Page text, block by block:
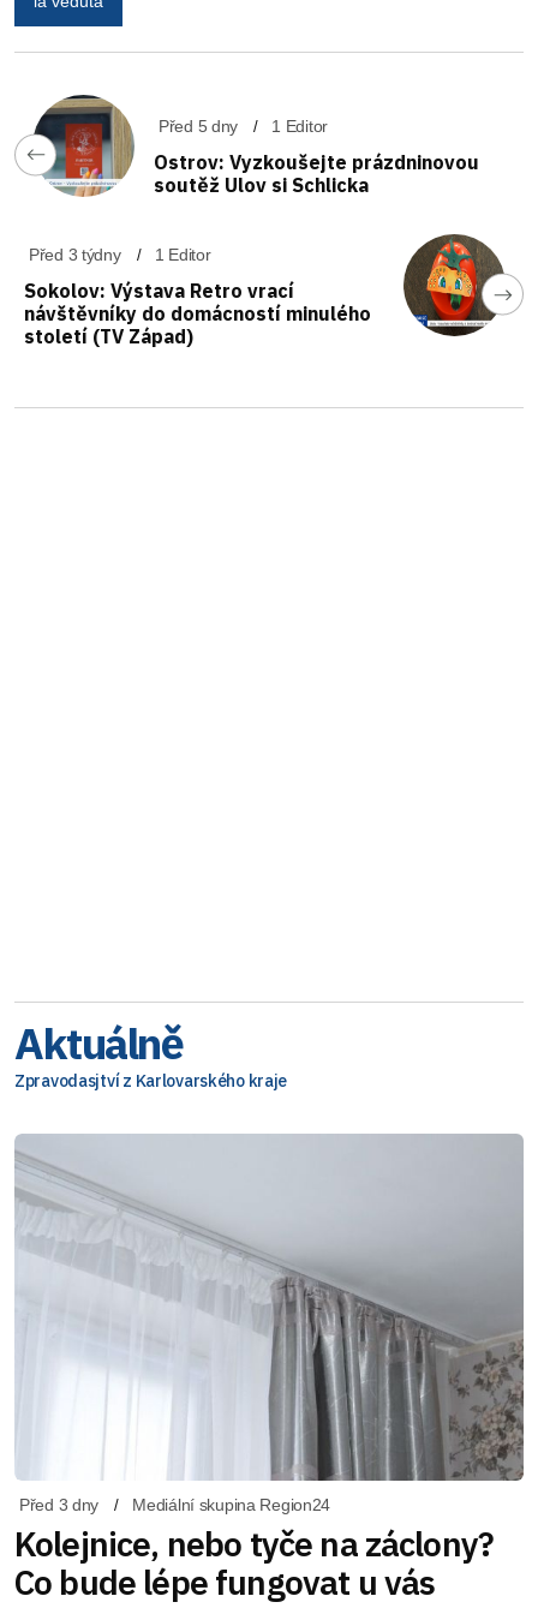
Před 5 dny 1 Editor
Ostrov: Vyzkoušejte prázdninovou
soutěž Ulov si Schlicka
Před 3 týdny 1 Editor
Sokolov: Výstava Retro vrací
návštěvníky do domácností minulého
století (TV Západ)
Aktuálně
Zpravodasjtví z Karlovarského kraje
Před 3 dny Mediální skupina Region24
Kolejnice, nebo tyče na záclony?
Co bude lépe fungovat u vás